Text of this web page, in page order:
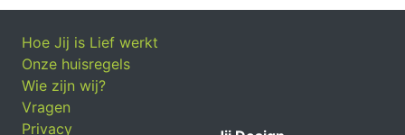
Hoe Jij is Lief werkt
Onze huisregels
Wie zijn wij?
Vragen
Privacy